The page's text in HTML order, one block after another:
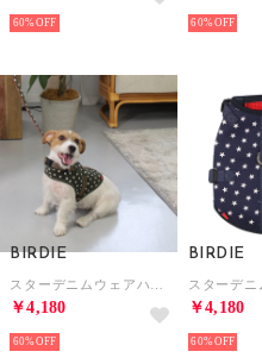
60% 60%
BIRDIE
￥4,180
60%
BIRDIE
￥4,180
60%